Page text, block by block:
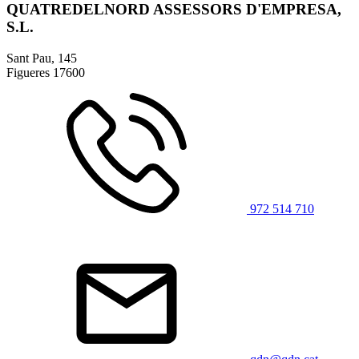
QUATREDELNORD ASSESSORS D'EMPRESA,
S.L.
Sant Pau, 145
Figueres 17600
972 514 710